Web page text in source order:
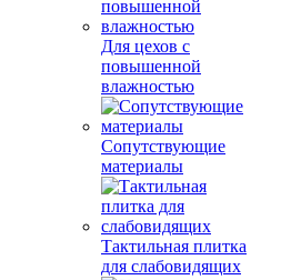
Для цехов с
повышенной
влажностью
Сопутствующие
материалы
Тактильная плитка
для слабовидящих